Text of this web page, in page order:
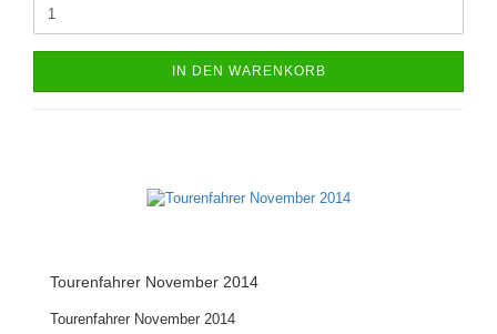
IN DEN WARENKORB
Tourenfahrer November 2014
Tourenfahrer November 2014